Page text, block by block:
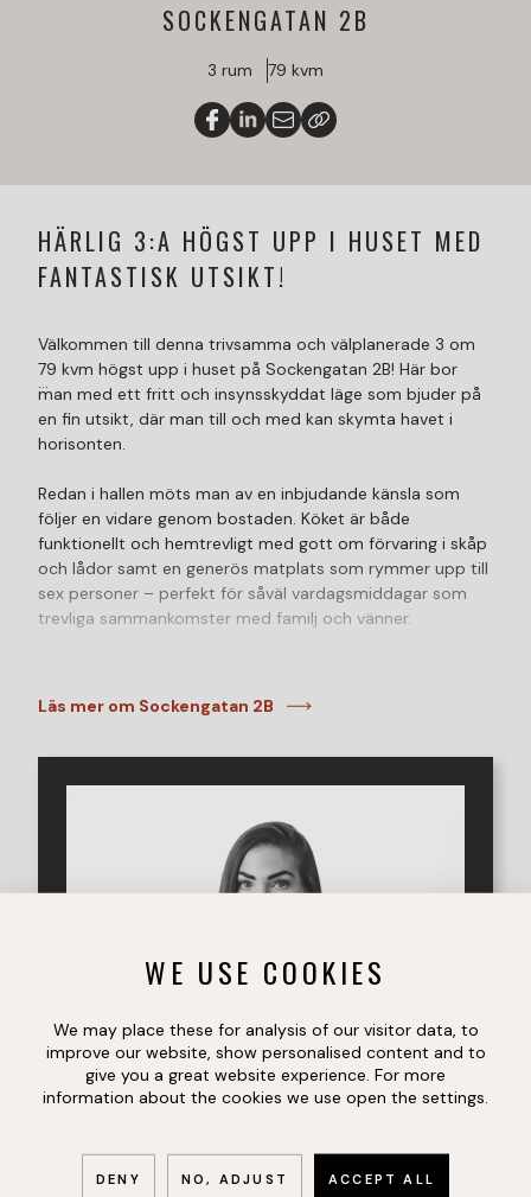
SOCKENGATAN 2B
3 rum 79 kvm
HÄRLIG 3:A HÖGST UPP I HUSET MED
FANTASTISK UTSIKT!
Välkommen till denna trivsamma och välplanerade 3 om
79 kvm högst upp i huset på Sockengatan 2B! Här bor
man med ett fritt och insynsskyddat läge som bjuder på
en fin utsikt, där man till och med kan skymta havet i
horisonten.
Redan i hallen möts man av en inbjudande känsla som
följer en vidare genom bostaden. Köket är både
funktionellt och hemtrevligt med gott om förvaring i skåp
och lådor samt en generös matplats som rymmer upp till
sex personer – perfekt för såväl vardagsmiddagar som
trevliga sammankomster med familj och vänner.
man den härliga inglasade balkongen som fungerar som
ett av sovrummen med.
Bostadens båda sovrum är väl tilltagna och erbjuder plats
för dubbelsäng samt ytterligare möblemang efter behov.
Det helkaklade badrummet, som renoverades i samband
en bekväm vardag.
attraktivt läge och i en stabil förening!
Varmt välkommen på visning!
Läs mer om Sockengatan 2B
WE USE COOKIES
We may place these for analysis of our visitor data, to
improve our website, show personalised content and to
give you a great website experience. For more
information about the cookies we use open the settings.
DENY NO, ADJUST ACCEPT ALL